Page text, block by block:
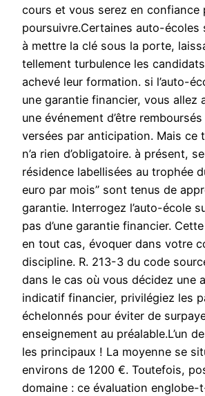
cours et vous serez en confiance
poursuivre.Certaines auto-écoles
à mettre la clé sous la porte,
tellement turbulence les
achevé leur formation. si l’auto-
une garantie financier, vous allez
une événement d’être
versées par anticipation. Mais ce
n’a rien d’obligatoire. à présent,
résidence labellisées au trophée
euro par mois” sont tenus de
garantie. Interrogez l’auto-école
pas d’une garantie financier.
en tout cas, évoquer dans votre
discipline. R. 213-3 du code
dans le cas où vous décidez une
indicatif financier, privilégiez les
échelonnés pour éviter de
enseignement au préalable.L’un
les principaux ! La moyenne se
environs de 1200 €. Toutefois,
domaine : ce évaluation englobe-